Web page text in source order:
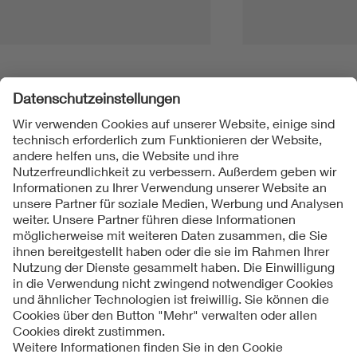
Folgen Sie uns
Kontakt
Impressum
Datenschutzinformationen